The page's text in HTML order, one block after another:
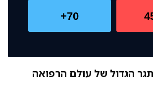
70+
הגדול של עולם הרפואה